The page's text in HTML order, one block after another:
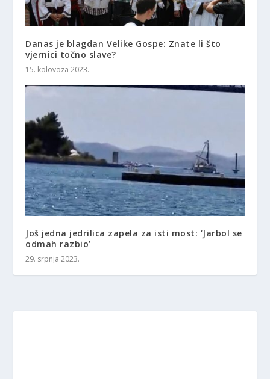
Danas je blagdan Velike Gospe: Znate li što
vjernici točno slave?
15. kolovoza 2023.
Još jedna jedrilica zapela za isti most: ‘Jarbol se
odmah razbio’
29. srpnja 2023.